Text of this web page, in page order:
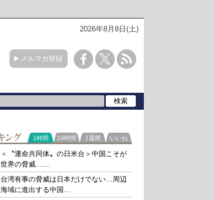
2026年8月8日(土)
メルマガ登録
ラ
1時間 24時間 1週間 いいね
＜〝運命共同体〟の日米台＞中国こそが
世界の脅威....…
台湾有事の脅威は日本だけでない…周辺
海域に進出する中国…